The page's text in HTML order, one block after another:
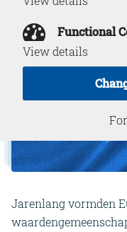
Jarenlang vormden
Functional
View details